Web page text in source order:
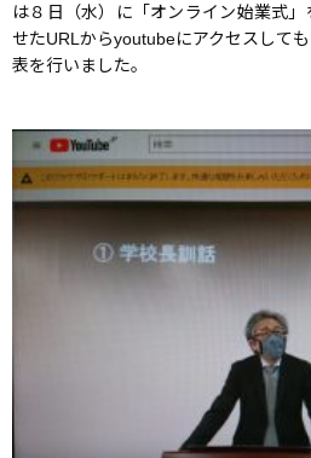
は８日（水）に「オンライン始業式
せたURLからyoutubeにアクセスして
表を行いました。